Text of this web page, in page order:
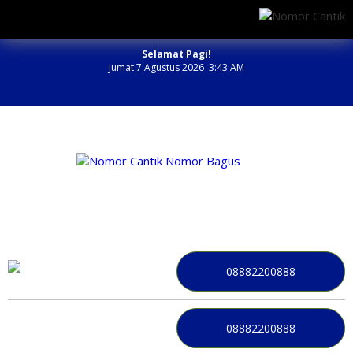
Selamat Pagi!
Jumat 7 Agustus 2026 3:43 AM
08882200888
08882200888